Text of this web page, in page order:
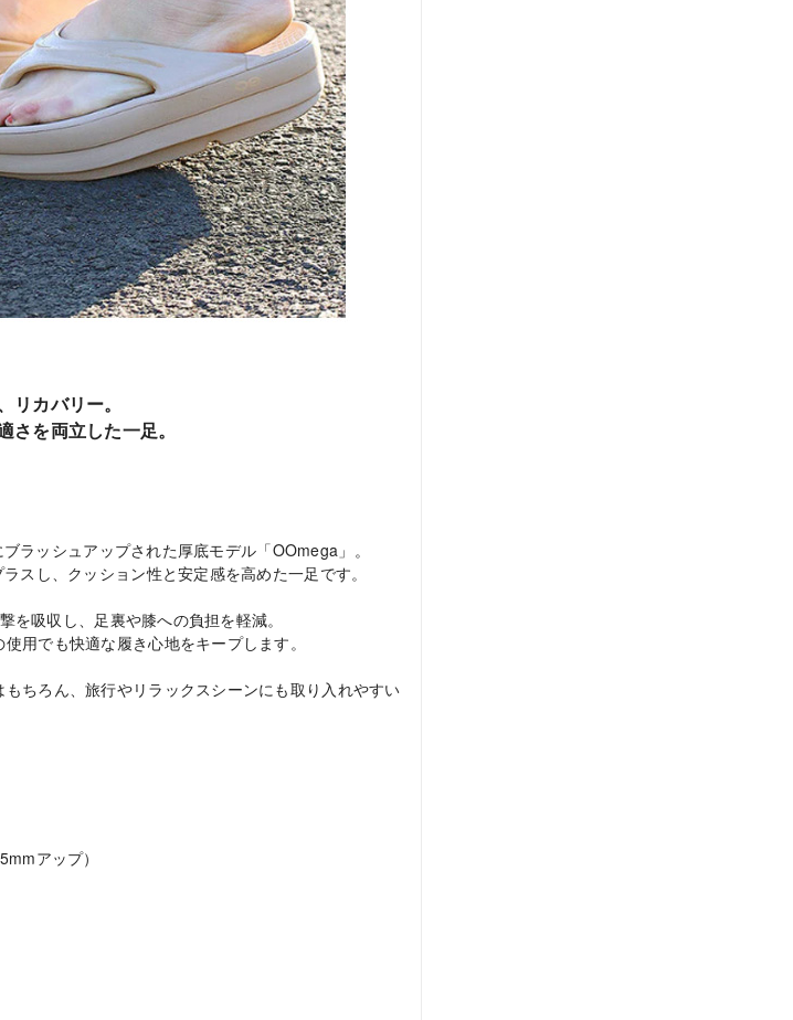
リカバリー。
さを両立した一足。
ラッシュアップされた厚底モデル「OOmega」。
スし、クッション性と安定感を高めた一足です。
吸収し、足裏や膝への負担を軽減。
用でも快適な履き心地をキープします。
ちろん、旅行やリラックスシーンにも取り入れやすい
アップ）